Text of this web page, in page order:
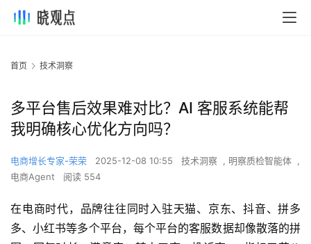
首页 技术洞察
多平台售后效果难对比？AI 客服系统能帮
我明确核心优化方向吗？
电商增长专家-荣荣 2025-12-08 10:55 技术洞察 , 明察质检智能体 ,
电商Agent
阅读 554
在电商时代，品牌往往同时入驻天猫、京东、抖音、拼多
多、小红书等多个平台，每个平台的客服数据却像散落的拼